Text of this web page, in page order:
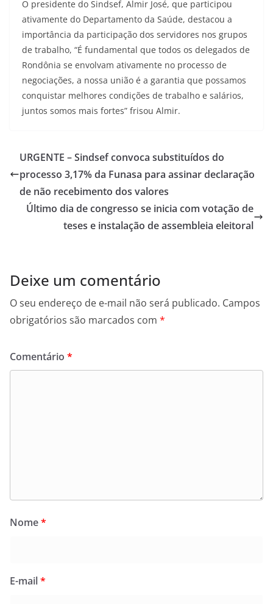
O presidente do Sindsef, Almir José, que participou
ativamente do Departamento da Saúde, destacou a
importância da participação dos servidores nos grupos
de trabalho, “É fundamental que todos os delegados de
Rondônia se envolvam ativamente no processo de
negociações, a nossa união é a garantia que possamos
conquistar melhores condições de trabalho e salários,
juntos somos mais fortes” frisou Almir.
URGENTE – Sindsef convoca substituídos do
processo 3,17% da Funasa para assinar declaração
de não recebimento dos valores
Último dia de congresso se inicia com votação de
teses e instalação de assembleia eleitoral
Deixe um comentário
O seu endereço de e-mail não será publicado. Campos
obrigatórios são marcados com *
Comentário *
Nome*
E-mail*